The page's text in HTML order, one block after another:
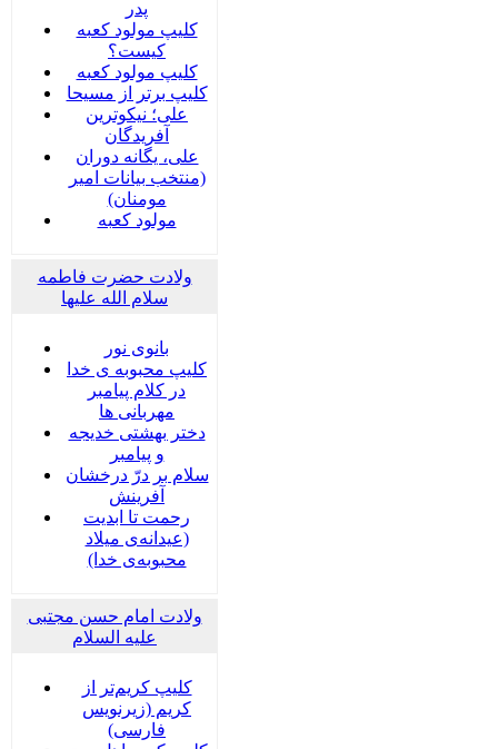
پدر
کلیپ مولود کعبه
کیست؟
کلیپ مولود کعبه
کلیپ برتر از مسیحا
علی؛ نیکوترین
آفریدگان
علی، یگانه دوران
(منتخب بیانات امیر
مومنان)
مولود کعبه
ولادت حضرت فاطمه
سلام الله علیها
بانوی نور
کلیپ محبوبه ی خدا
در کلام پیامبر
مهربانی ها
دختر بهشتی خدیجه
و پیامبر
سلام بر درّ درخشان
آفرینش
رحمت تا ابدیت
(عیدانه‌ی میلاد
محبوبه‌ی خدا)
ولادت امام حسن مجتبی
علیه السلام
کلیپ کریم‌تر از
کریم (زیرنویس
فارسی)